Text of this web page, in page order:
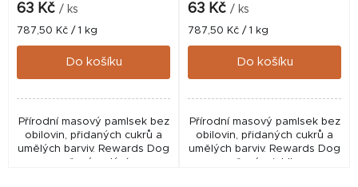
63 Kč / ks
Měrná
cena:
787,50 Kč / 1 kg
Do košíku
Přírodní masový pamlsek bez
obilovin, přidaných cukrů a
umělých barviv. Rewards Dog
vepřové s dýní a
63 Kč / ks
Měrná
cena:
787,50 Kč / 1 kg
Do košíku
Přírodní masový pamlsek bez
obilovin, přidaných cukrů a
umělých barviv. Rewards Dog
vepřové s jablky a